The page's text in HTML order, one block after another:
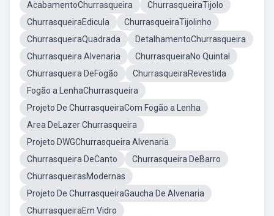
AcabamentoChurrasqueira
ChurrasqueiraTijolo
ChurrasqueiraEdicula
ChurrasqueiraTijolinho
ChurrasqueiraQuadrada
DetalhamentoChurrasqueira
Churrasqueira Alvenaria
ChurrasqueiraNo Quintal
Churrasqueira DeFogão
ChurrasqueiraRevestida
Fogão a LenhaChurrasqueira
Projeto De ChurrasqueiraCom Fogão a Lenha
Area DeLazer Churrasqueira
Projeto DWGChurrasqueira Alvenaria
Churrasqueira DeCanto
Churrasqueira DeBarro
ChurrasqueirasModernas
Projeto De ChurrasqueiraGaucha De Alvenaria
ChurrasqueiraEm Vidro